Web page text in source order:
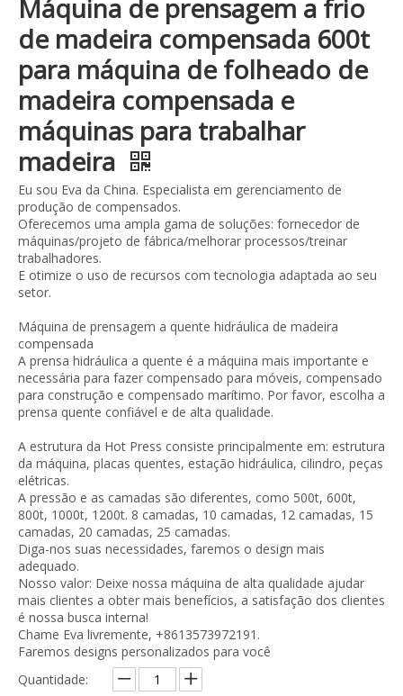
Máquina de prensagem a frio
de madeira compensada 600t
para máquina de folheado de
madeira compensada e
máquinas para trabalhar
madeira
Eu sou Eva da China. Especialista em gerenciamento de
produção de compensados.
Oferecemos uma ampla gama de soluções: fornecedor de
máquinas/projeto de fábrica/melhorar processos/treinar
trabalhadores.
E otimize o uso de recursos com tecnologia adaptada ao seu
setor.
Máquina de prensagem a quente hidráulica de madeira
compensada
A prensa hidráulica a quente é a máquina mais importante e
necessária para fazer compensado para móveis, compensado
para construção e compensado marítimo. Por favor, escolha a
prensa quente confiável e de alta qualidade.
A estrutura da Hot Press consiste principalmente em: estrutura
da máquina, placas quentes, estação hidráulica, cilindro, peças
elétricas.
A pressão e as camadas são diferentes, como 500t, 600t,
800t, 1000t, 1200t. 8 camadas, 10 camadas, 12 camadas, 15
camadas, 20 camadas, 25 camadas.
Diga-nos suas necessidades, faremos o design mais
adequado.
Nosso valor: Deixe nossa máquina de alta qualidade ajudar
mais clientes a obter mais benefícios, a satisfação dos clientes
é nossa busca interna!
Chame Eva livremente, +8613573972191.
Faremos designs personalizados para você
Quantidade: